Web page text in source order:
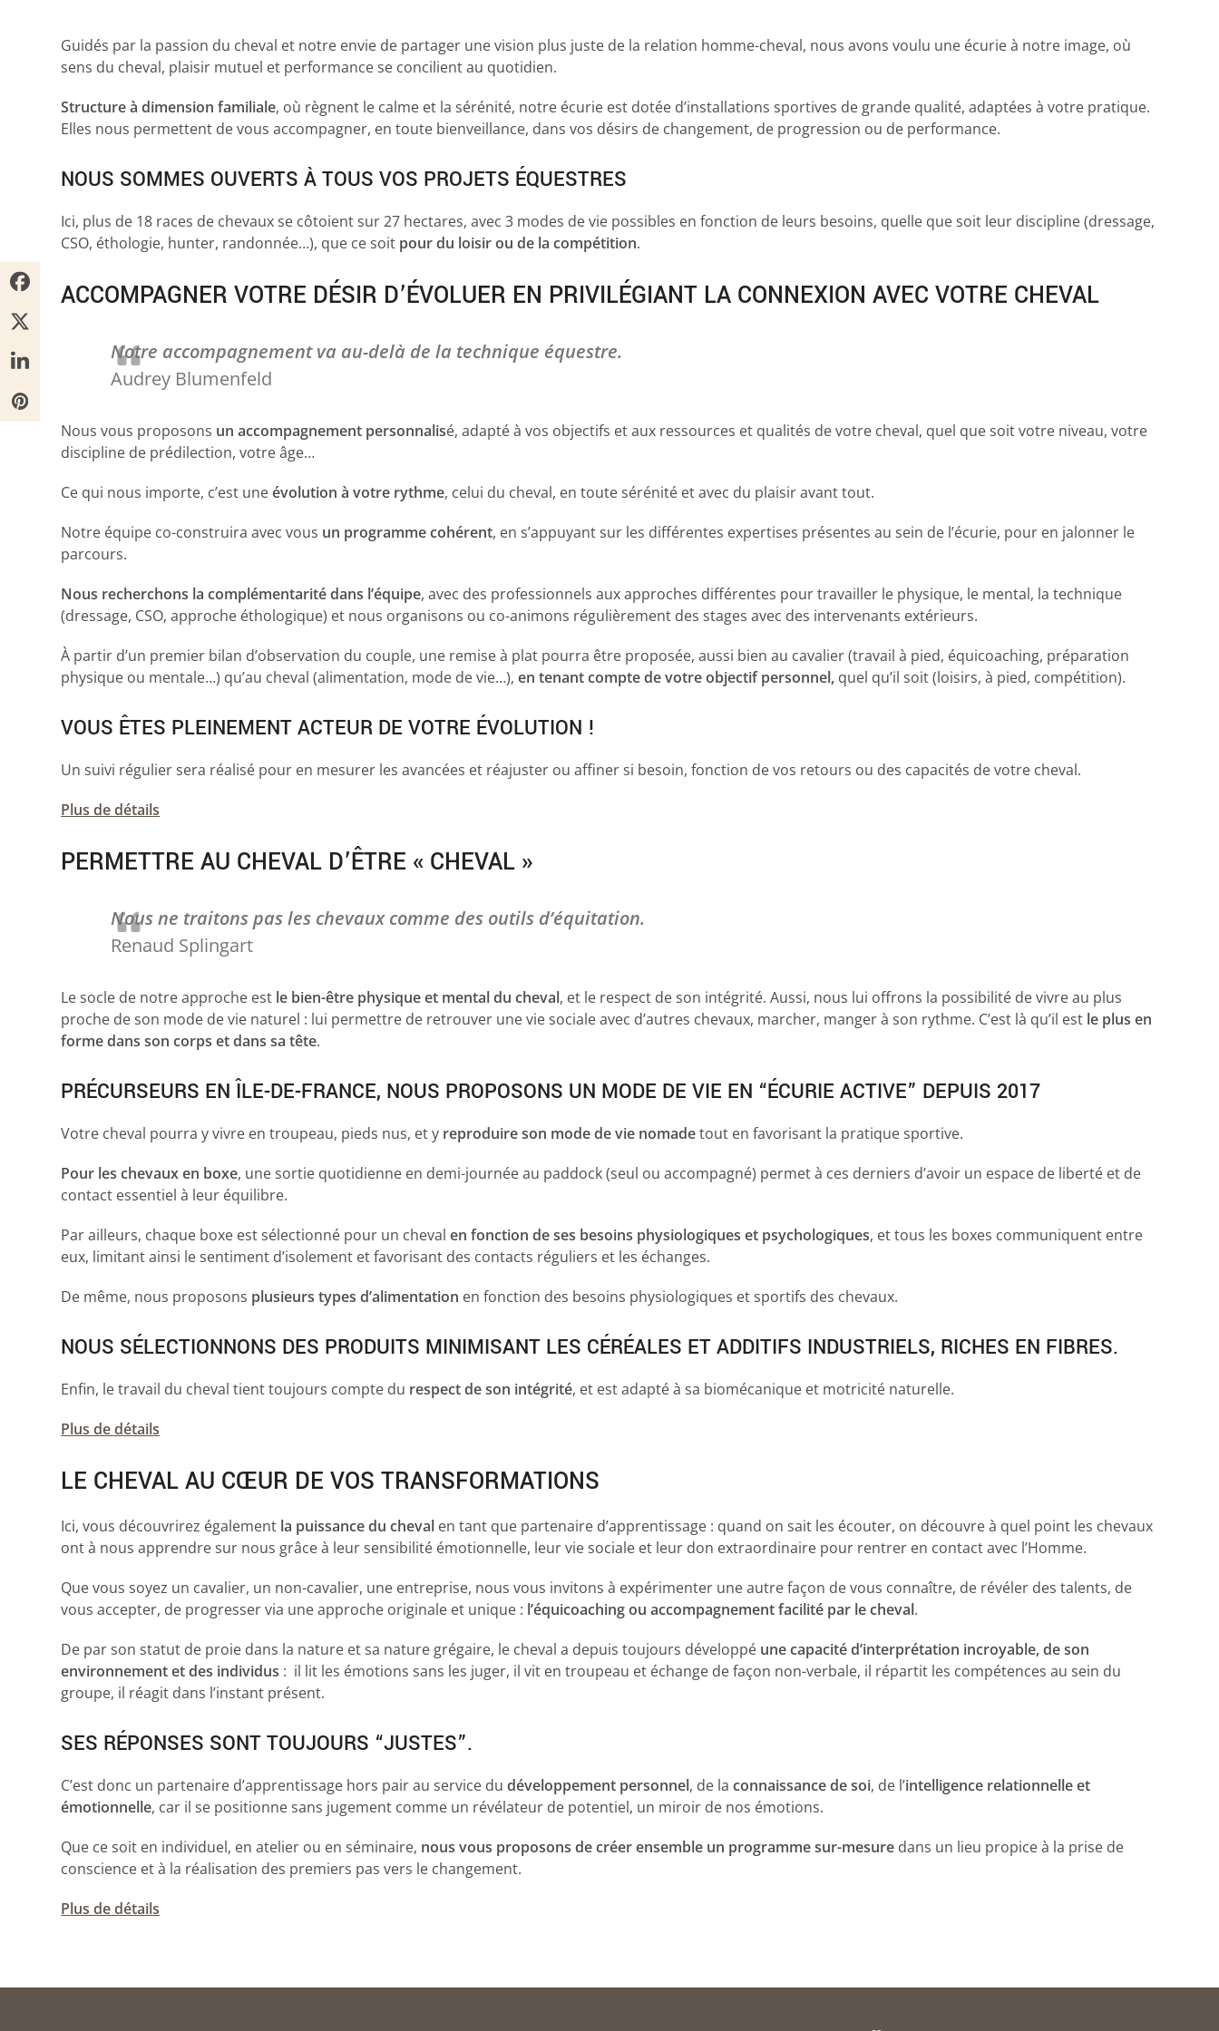
Guidés par la passion du cheval et notre envie de partager une vision plus juste de la relation homme-cheval, nous avons voulu une écurie à notre image, où
sens du cheval, plaisir mutuel et performance se concilient au quotidien.
Structure à dimension familiale, où règnent le calme et la sérénité, notre écurie est dotée d’installations sportives de grande qualité, adaptées à votre pratique.
Elles nous permettent de vous accompagner, en toute bienveillance, dans vos désirs de changement, de progression ou de performance.
NOUS SOMMES OUVERTS À TOUS VOS PROJETS ÉQUESTRES
Ici, plus de 18 races de chevaux se côtoient sur 27 hectares, avec 3 modes de vie possibles en fonction de leurs besoins, quelle que soit leur discipline (dressage,
CSO, éthologie, hunter, randonnée…), que ce soit pour du loisir ou de la compétition.
ACCOMPAGNER VOTRE DÉSIR D’ÉVOLUER EN PRIVILÉGIANT LA CONNEXION AVEC VOTRE CHEVAL
Notre accompagnement va au-delà de la technique équestre.
Audrey Blumenfeld
Nous vous proposons un accompagnement personnalisé, adapté à vos objectifs et aux ressources et qualités de votre cheval, quel que soit votre niveau, votre
discipline de prédilection, votre âge…
Ce qui nous importe, c’est uneévolution à votre rythme, celui du cheval, en toute sérénité et avec du plaisir avant tout.
Notre équipe co-construira avec vous un programme cohérent, en s’appuyant sur les différentes expertises présentes au sein de l’écurie, pour en jalonner le
parcours.
Nous recherchons la complémentarité dans l’équipe, avec des professionnels aux approches différentes pour travailler le physique, le mental, la technique
(dressage, CSO, approche éthologique) et nous organisons ou co-animons régulièrement des stages avec des intervenants extérieurs.
À partir d’un premier bilan d’observation du couple, une remise à plat pourra être proposée, aussi bien au cavalier (travail à pied, équicoaching, préparation
physique ou mentale…) qu’au cheval (alimentation, mode de vie…),en tenant compte de votre objectif personnel, quel qu’il soit (loisirs, à pied, compétition).
VOUS ÊTES PLEINEMENT ACTEUR DE VOTRE ÉVOLUTION !
Un suivi régulier sera réalisé pour en mesurer les avancées et réajuster ou affiner si besoin, fonction de vos retours ou des capacités de votre cheval.
Plus de détails
PERMETTRE AU CHEVAL D’ÊTRE « CHEVAL »
Nous ne traitons pas les chevaux comme des outils d’équitation.
Renaud Splingart
Le socle de notre approche est le bien-être physique et mental du cheval, et le respect de son intégrité. Aussi, nous lui offrons la possibilité de vivre au plus
proche de son mode de vie naturel : lui permettre de retrouver une vie sociale avec d’autres chevaux, marcher, manger à son rythme. C’est là qu’il est le plus en
forme dans son corps et dans sa tête.
PRÉCURSEURS EN ÎLE-DE-FRANCE, NOUS PROPOSONS UN MODE DE VIE EN “ÉCURIE ACTIVE” DEPUIS 2017
Votre cheval pourra y vivre en troupeau, pieds nus, et y reproduire son mode de vie nomadetout en favorisant la pratique sportive.
Pour les chevaux en boxe, une sortie quotidienne en demi-journée au paddock (seul ou accompagné) permet à ces derniers d’avoir un espace de liberté et de
contact essentiel à leur équilibre.
Par ailleurs, chaque boxe est sélectionné pour un chevalen fonction de ses besoins physiologiques et psychologiques, et tous les boxes communiquent entre
eux, limitant ainsi le sentiment d’isolement et favorisant des contacts réguliers et les échanges.
De même, nous proposons plusieurs types d’alimentation en fonction des besoins physiologiques et sportifs des chevaux.
NOUS SÉLECTIONNONS DES PRODUITS MINIMISANT LES CÉRÉALES ET ADDITIFS INDUSTRIELS, RICHES EN FIBRES.
Enfin, le travail du cheval tient toujours compte du respect de son intégrité, et est adapté à sa biomécanique et motricité naturelle.
Plus de détails
LE CHEVAL AU CŒUR DE VOS TRANSFORMATIONS
Ici, vous découvrirez également la puissance du cheval en tant que partenaire d’apprentissage : quand on sait les écouter, on découvre à quel point les chevaux
ont à nous apprendre sur nous grâce à leur sensibilité émotionnelle, leur vie sociale et leur don extraordinaire pour rentrer en contact avec l’Homme.
Que vous soyez un cavalier, un non-cavalier, une entreprise, nous vous invitons à expérimenter une autre façon de vous connaître, de révéler des talents, de
vous accepter, de progresser via une approche originale et unique : l’équicoaching ou accompagnement facilité par le cheval.
De par son statut de proie dans la nature et sa nature grégaire, le cheval a depuis toujours développé une capacité d’interprétation incroyable, de son
environnement et des individus : il lit les émotions sans les juger, il vit en troupeau et échange de façon non-verbale, il répartit les compétences au sein du
groupe, il réagit dans l’instant présent.
SES RÉPONSES SONT TOUJOURS “JUSTES”.
C’est donc un partenaire d’apprentissage hors pair au service dudéveloppement personnel, de laconnaissance de soi, de l’intelligence relationnelle et
émotionnelle, car il se positionne sans jugement comme un révélateur de potentiel, un miroir de nos émotions.
Que ce soit en individuel, en atelier ou en séminaire, nous vous proposons de créer ensemble un programme sur-mesure dans un lieu propice à la prise de
conscience et à la réalisation des premiers pas vers le changement.
Plus de détails